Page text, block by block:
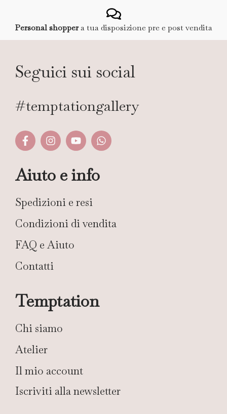
Personal shoppera tua disposizione pre e post vendita
Seguici sui social
#temptationgallery
Aiuto e info
Spedizioni e resi
Condizioni di vendita
FAQ e Aiuto
Contatti
Temptation
Chi siamo
Atelier
Il mio account
Iscriviti alla newsletter